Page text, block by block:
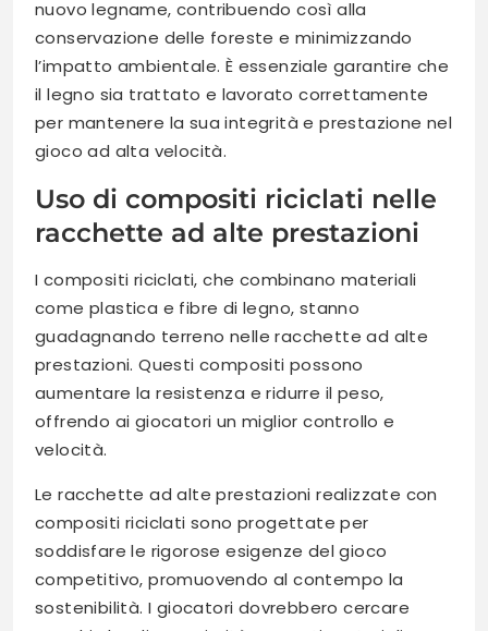
nuovo legname, contribuendo così alla
conservazione delle foreste e minimizzando
l’impatto ambientale. È essenziale garantire che
il legno sia trattato e lavorato correttamente
per mantenere la sua integrità e prestazione nel
gioco ad alta velocità.
Uso di compositi riciclati nelle
racchette ad alte prestazioni
I compositi riciclati, che combinano materiali
come plastica e fibre di legno, stanno
guadagnando terreno nelle racchette ad alte
prestazioni. Questi compositi possono
aumentare la resistenza e ridurre il peso,
offrendo ai giocatori un miglior controllo e
velocità.
Le racchette ad alte prestazioni realizzate con
compositi riciclati sono progettate per
soddisfare le rigorose esigenze del gioco
competitivo, promuovendo al contempo la
sostenibilità. I giocatori dovrebbero cercare